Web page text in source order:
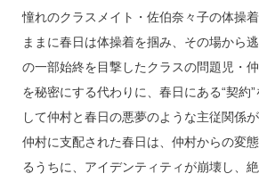
憧れのクラスメイト・佐伯奈々子の体操
ままに春日は体操着を掴み、その場から
の一部始終を目撃したクラスの問題児・
を秘密にする代わりに、春日にある“契約
して仲村と春日の悪夢のような主従関係
仲村に支配された春日は、仲村からの変
るうちに、アイデンティティが崩壊し、絶